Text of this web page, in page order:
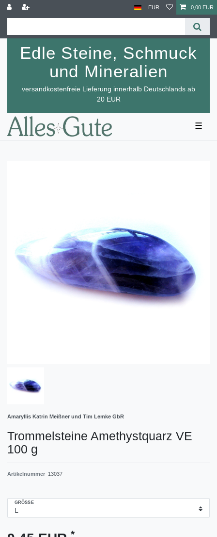
EUR 0,00 EUR
Edle Steine, Schmuck
und Mineralien
versandkostenfreie Lieferung innerhalb Deutschlands ab
20 EUR
☰
Amaryllis Katrin Meißner und Tim Lemke GbR
Trommelsteine Amethystquarz VE
100 g
Artikelnummer 13037
GRÖSSE
*